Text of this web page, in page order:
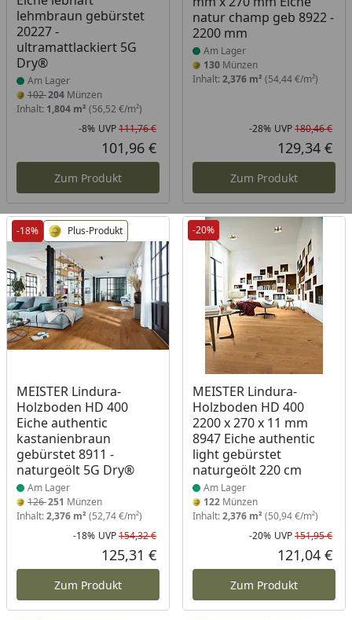
lehmbraun gebürstet
20227 -
ultramattlackiert 5G
Dry®
Am Lager
102204 Münzen
Inhalt: 1,804 m² (56,52 €/m²)
Rabatt in Prozent
-8%
Ursprünglicher Preis
UVP111,76 €
Aktueller Preis
101,96 €
Zum Produkt
natur champ geb 8922 -
2200 mm
Am Lager
130Münzen
Inhalt: 2,376 m² (54,44 €/m²)
-28% UVP180,46 €
129,34 €
Zum Produkt
-18% Plus-Produkt
MEISTER Lindura-
Holzboden HD 400
Eiche authentic
kastanienbraun
gebürstet 8911 -
naturgeölt 5G Dry®
Produkt am Lager
Am Lager
126251 Münzen
Inhalt:2,376 m² (52,74 €/m²)
Rabatt in Prozent
-18%
Ursprünglicher Preis
UVP154,32 €
Aktueller Preis
125,31 €
Zum Produkt
-20%
MEISTER Lindura-
Holzboden HD 400
2200 x 270 x 11 mm
8947 Eiche authentic
light gebürstet
naturgeölt 220 cm
Produkt am Lager
Am Lager
122Münzen
Inhalt:2,376 m² (50,94 €/m²)
-20% UVP151,95 €
121,04 €
Zum Produkt